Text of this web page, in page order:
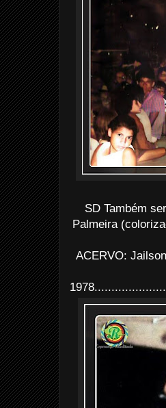
SD Também
Palmeira
ACERVO: